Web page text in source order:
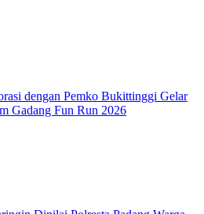
dengan Pemko Bukittinggi Gelar
Gadang Fun Run 2026